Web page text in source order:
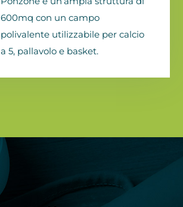
600mq con un campo
polivalente utilizzabile per calcio
a 5, pallavolo e basket.